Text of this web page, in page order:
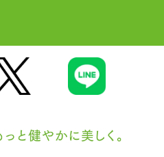
ポス
トす
る
LINE
で送
る